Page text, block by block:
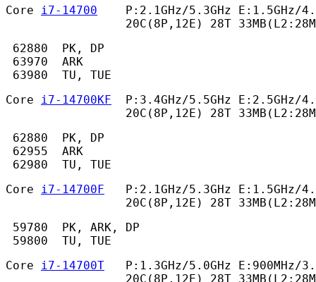
Core i7-14700
P:2.1GHz/5.3GHz E:1.5GHz/
20C(8P,12E) 28T
62880  PK, DP
63970  ARK
63980  TU, TUE
Core i7-14700KF
P:3.4GHz/5.5GHz E:2.5GHz/
20C(8P,12E) 28T
62880  PK, DP
62955  ARK
62980  TU, TUE
Core i7-14700F
P:2.1GHz/5.3GHz E:1.5GHz/
20C(8P,12E) 28T
59780  PK, ARK, DP
59800  TU, TUE
Core i7-14700T
P:1.3GHz/5.0GHz E:900MHz/
20C(8P,12E) 28T